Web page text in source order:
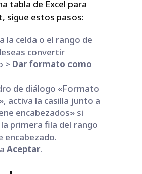
tabla de Excel para
sigue estos pasos:
la celda o el rango de
convertir
> Dar formato como
de diálogo «Formato
activa la casilla junto a
encabezados» si
primera fila del rango
encabezado.
Aceptar.